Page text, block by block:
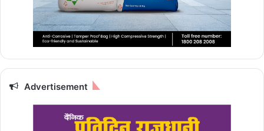
Advertisement